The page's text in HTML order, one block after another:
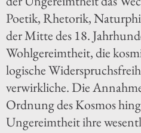
Poetik, Rhetorik,
der Mitte des 18.
Wohlgereimtheit, die
logische
verwirkliche. Die
Ordnung des Kosmos
Ungereimtheit ihre